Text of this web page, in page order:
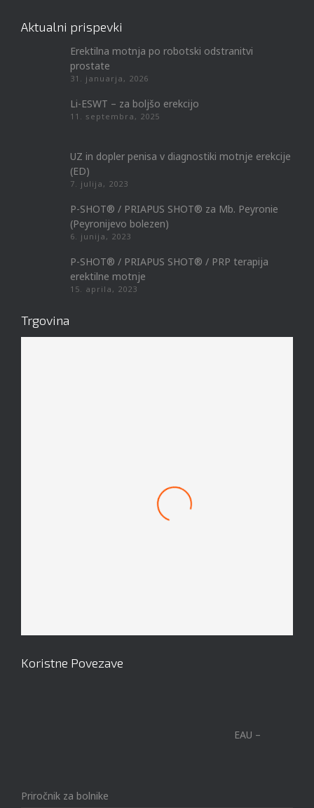
Aktualni prispevki
Erektilna motnja po robotski odstranitvi
prostate
31. januarja, 2026
Li-ESWT – za boljšo erekcijo
11. septembra, 2025
UZ in dopler penisa v diagnostiki motnje erekcije
(ED)
7. julija, 2023
P-SHOT® / PRIAPUS SHOT® za Mb. Peyronie
(Peyronijevo bolezen)
6. junija, 2023
P-SHOT® / PRIAPUS SHOT® / PRP terapija
erektilne motnje
15. aprila, 2023
Trgovina
Koristne Povezave
EAU –
Priročnik za bolnike